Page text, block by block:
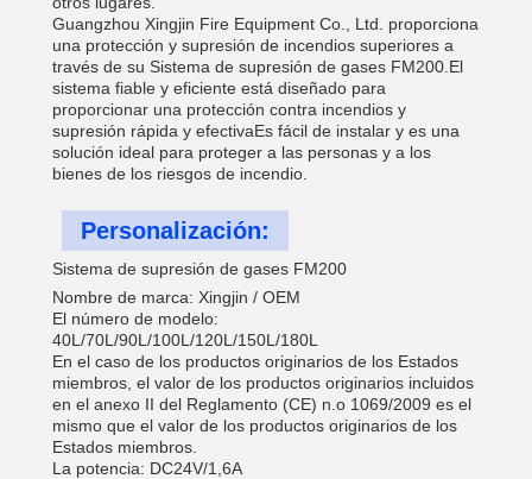
Guangzhou Xingjin Fire Equipment Co., Ltd. proporciona
una protección y supresión de incendios superiores a
través de su Sistema de supresión de gases FM200.El
sistema fiable y eficiente está diseñado para
proporcionar una protección contra incendios y
supresión rápida y efectivaEs fácil de instalar y es una
solución ideal para proteger a las personas y a los
bienes de los riesgos de incendio.
Personalización:
Sistema de supresión de gases FM200
Nombre de marca: Xingjin / OEM
El número de modelo:
40L/70L/90L/100L/120L/150L/180L
En el caso de los productos originarios de los Estados
miembros, el valor de los productos originarios incluidos
en el anexo II del Reglamento (CE) n.o 1069/2009 es el
mismo que el valor de los productos originarios de los
Estados miembros.
La potencia: DC24V/1,6A